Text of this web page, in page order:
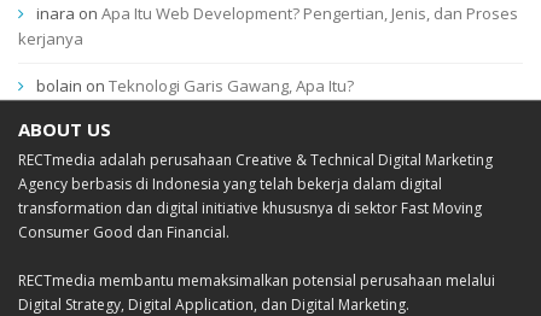
inara on Apa Itu Web Development? Pengertian, Jenis, dan Proses
kerjanya
bolain on Teknologi Garis Gawang, Apa Itu?
ABOUT US
RECTmedia adalah perusahaan Creative & Technical Digital Marketing
Agency berbasis di Indonesia yang telah bekerja dalam digital
transformation dan digital initiative khususnya di sektor Fast Moving
Consumer Good dan Financial.
RECTmedia membantu memaksimalkan potensial perusahaan melalui
Digital Strategy, Digital Application, dan Digital Marketing.